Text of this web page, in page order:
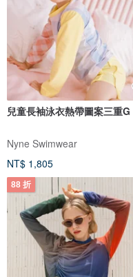
兒童長袖泳衣熱帶圖案三重G
Nyne Swimwear
NT$ 1,805
88 折